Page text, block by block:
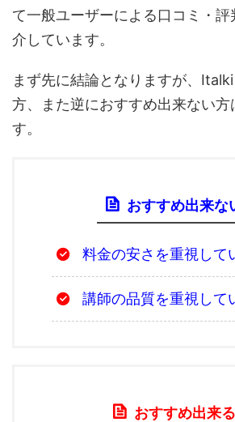
て一般ユーザーによる口コミ・
介しています。
まず先に結論となりますが、
方、また逆におすすめ出来ない
す。
おすすめ出来な
料金の安さを重視して
講師の品質を重視して
おすすめ出来